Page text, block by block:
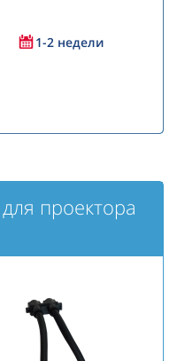
1-2 недели
для проектора